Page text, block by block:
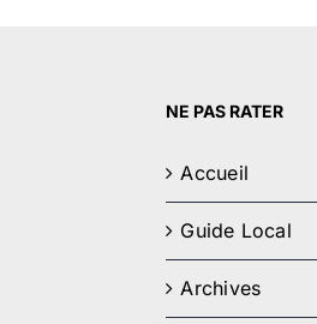
NE PAS RATER
Accueil
Guide Local
Archives